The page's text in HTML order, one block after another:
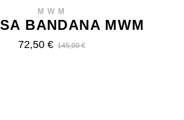
MWM
BANDANA MWM
72,50 € 145,00 €